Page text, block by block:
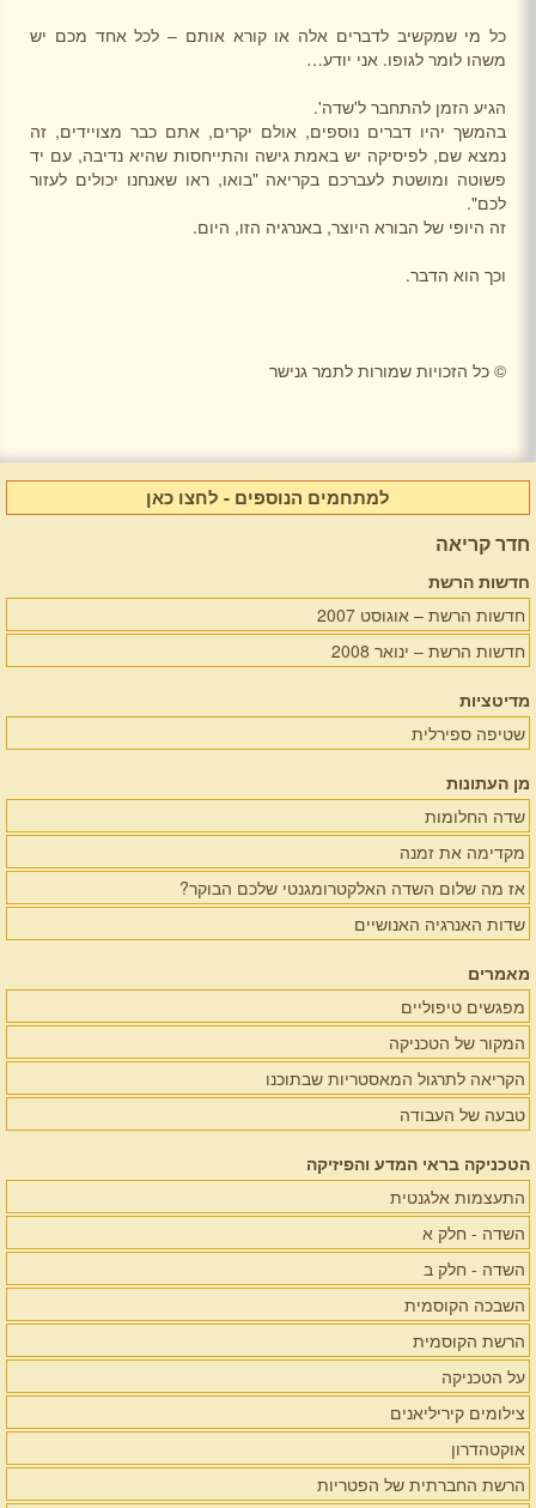
כל מי שמקשיב לדברים אלה או קורא אותם – לכל אחד מכם יש
משהו לומר לגופו. אני יודע…
הגיע הזמן להתחבר ל'שדה'.
בהמשך יהיו דברים נוספים, אולם יקרים, אתם כבר מצויידים, זה
נמצא שם, לפיסיקה יש באמת גישה והתייחסות שהיא נדיבה, עם יד
פשוטה ומושטת לעברכם בקריאה "בואו, ראו שאנחנו יכולים לעזור
לכם".
זה היופי של הבורא היוצר, באנרגיה הזו, היום.
וכך הוא הדבר.
© כל הזכויות שמורות לתמר גנישר
למתחמים הנוספים - לחצו כאן
חדר קריאה
חדשות הרשת
חדשות הרשת – אוגוסט 2007
חדשות הרשת – ינואר 2008
מדיטציות
שטיפה ספירלית
מן העתונות
שדה החלומות
מקדימה את זמנה
אז מה שלום השדה האלקטרומגנטי שלכם הבוקר?
שדות האנרגיה האנושיים
מאמרים
מפגשים טיפוליים
המקור של הטכניקה
הקריאה לתרגול המאסטריות שבתוכנו
טבעה של העבודה
הטכניקה בראי המדע והפיזיקה
התעצמות אלגנטית
השדה - חלק א
השדה - חלק ב
השבכה הקוסמית
הרשת הקוסמית
על הטכניקה
צילומים קיריליאנים
אוקטהדרון
הרשת החברתית של הפטריות